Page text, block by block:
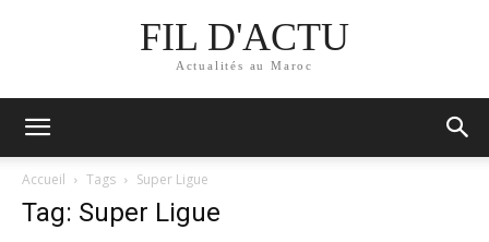
FIL D'ACTU
Actualités au Maroc
Accueil Tags Super Ligue
Tag: Super Ligue